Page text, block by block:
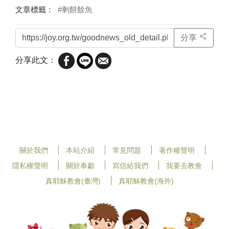
文章標籤： #剩餅餘魚
分享
分享此文：
關於我們 本站介紹 常見問題
著作權聲明
隱私權聲明
關於奉獻 寫信給我們
我要去教會
真耶穌教會(臺灣)
真耶穌教會(海外)